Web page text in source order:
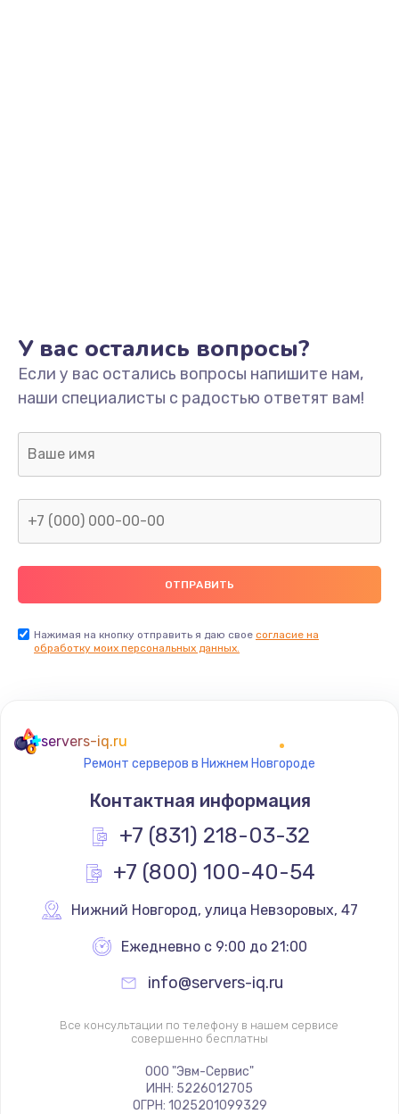
от 1500 руб.
Заказать
Замена жесткого диска
Замена оперативной памяти
Заказать
Замена экрана
от 940 руб.
Замена видеокарты
Заказать
от 620 руб.
Заказать
Замена клавиатуры
Заказать
У вас остались вопросы?
Если у вас остались вопросы напишите нам,
наши специалисты с радостью ответят вам!
Нажимая на кнопку отправить я даю свое согласие на
обработку моих персональных данных.
servers-iq.ru
Ремонт серверов в Нижнем Новгороде
Контактная информация
+7 (831) 218-03-32
+7 (800) 100-40-54
Нижний Новгород, улица Невзоровых, 47
Ежедневно с 9:00 до 21:00
info@servers-iq.ru
Все консультации по телефону в нашем сервисе
совершенно бесплатны
ООО "Эвм-Сервис"
ИНН: 5226012705
ОГРН: 1025201099329